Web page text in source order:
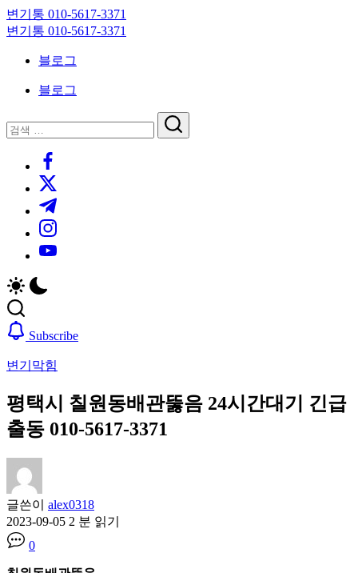
Skip
to
content
변기통 010-5617-3371
변
대
기
변기통 010-5617-3371
크
대
기
블로그
블로그
닫
기
검
검
https://www.facebook.com/
https://twitter.com/
https://t.me/
https://www.instagram.com/
https://youtube.com/
Subscribe
변기막힘
평택시 칠원동배관뚫음 24시간대기 긴급
출동 010-5617-3371
글쓴이 alex0318
2023-09-05 2 분 읽기
0